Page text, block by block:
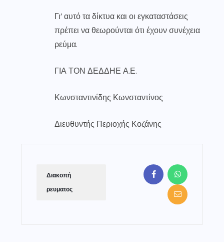
Γι’ αυτό τα δίκτυα και οι εγκαταστάσεις
πρέπει να θεωρούνται ότι έχουν συνέχεια
ρεύμα.
ΓΙΑ ΤΟΝ ΔΕΔΔΗΕ Α.Ε.
Κωνσταντινίδης Κωνσταντίνος
Διευθυντής Περιοχής Κοζάνης
Διακοπή
ρευματος